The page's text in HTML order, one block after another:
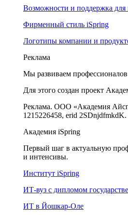
Возможности и поддержка для
Фирменный стиль iSpring
Логотипы компании и
Реклама
Мы развиваем
Для этого создан проект
Реклама. ООО «Академия
1215226458, erid 2SDnjdfmkdK.
Академия iSpring
Первый шаг в актуальную
и интенсивы.
Институт iSpring
ИТ-вуз с дипломом
ИТ в Йошкар-Оле